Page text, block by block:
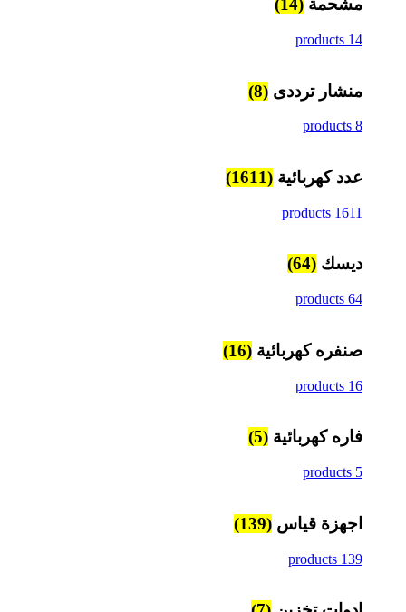
مشحمة (14)
14 products
منشار ترددى (8)
8 products
عدد كهربائية (1611)
1611 products
ديسك (64)
64 products
صنفره كهربائية (16)
16 products
فاره كهربائية (5)
5 products
اجهزة قياس (139)
139 products